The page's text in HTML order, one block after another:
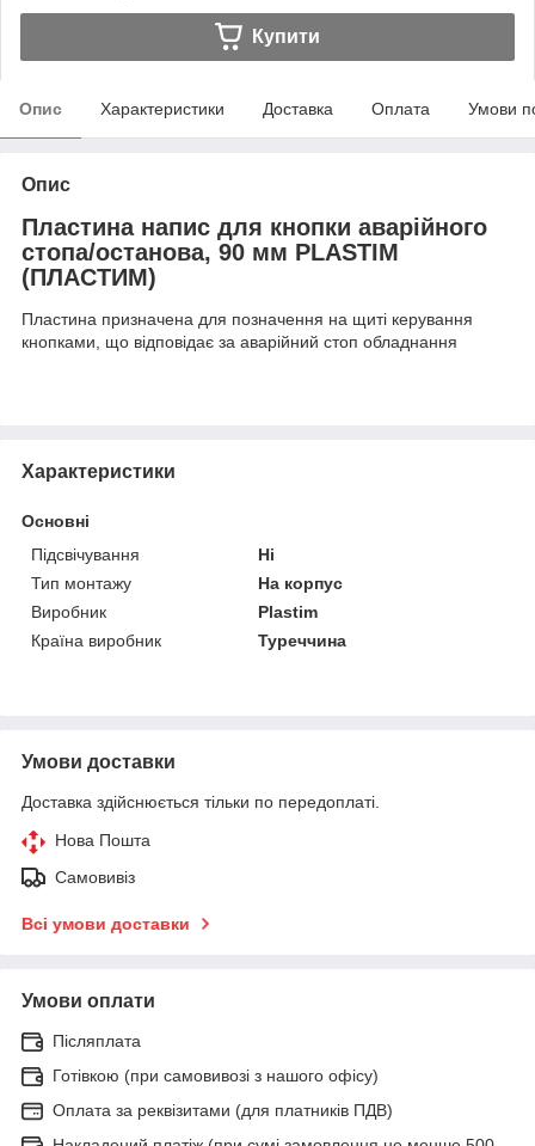
Купити
Опис Характеристики Доставка Оплата Умови
Опис
Пластина напис для кнопки аварійного
стопа/останова, 90 мм PLASTIM
(ПЛАСТИМ)
Пластина призначена для позначення на щиті керування
кнопками, що відповідає за аварійний стоп обладнання
Характеристики
Основні
Підсвічування
Ні
Тип монтажу
На корпус
Виробник
Plastim
Країна виробник
Туреччина
Умови доставки
Доставка здійснюється тільки по передоплаті.
Нова Пошта
Самовивіз
Всі умови доставки
Умови оплати
Післяплата
Готівкою (при самовивозі з нашого офісу)
Оплата за реквізитами (для платників ПДВ)